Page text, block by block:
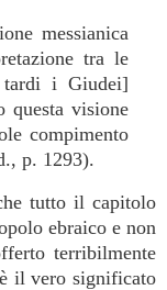
messianica
tra le
tardi i Giudei]
questa visione
compimento
p. 1293).
tutto il capitolo
ebraico e non
terribilmente
il vero significato